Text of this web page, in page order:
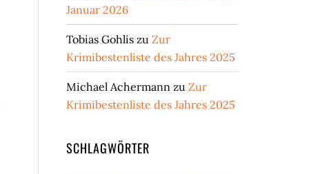
Januar 2026
Tobias Gohlis zu Zur
Krimibestenliste des Jahres 2025
Michael Achermann zu Zur
Krimibestenliste des Jahres 2025
SCHLAGWÖRTER